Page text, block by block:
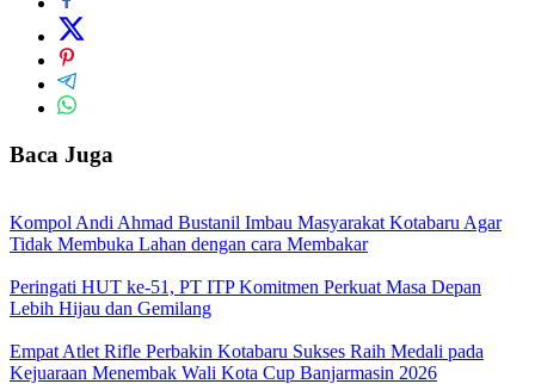
Baca Juga
Kompol Andi Ahmad Bustanil Imbau Masyarakat Kotabaru Agar
Tidak Membuka Lahan dengan cara Membakar
Peringati HUT ke-51, PT ITP Komitmen Perkuat Masa Depan
Lebih Hijau dan Gemilang
Empat Atlet Rifle Perbakin Kotabaru Sukses Raih Medali pada
Kejuaraan Menembak Wali Kota Cup Banjarmasin 2026